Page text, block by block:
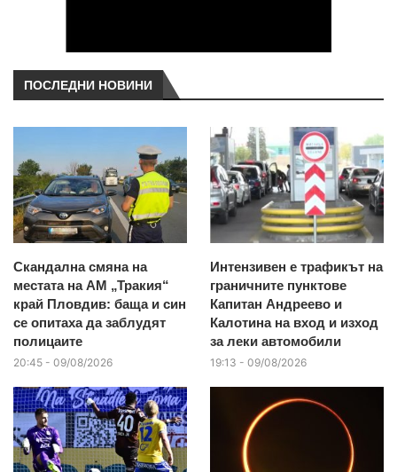
ПОСЛЕДНИ НОВИНИ
Скандална смяна на
местата на АМ „Тракия“
край Пловдив: баща и син
се опитаха да заблудят
полицаите
20:45 - 09/08/2026
Интензивен е трафикът на
граничните пунктове
Капитан Андреево и
Калотина на вход и изход
за леки автомобили
19:13 - 09/08/2026